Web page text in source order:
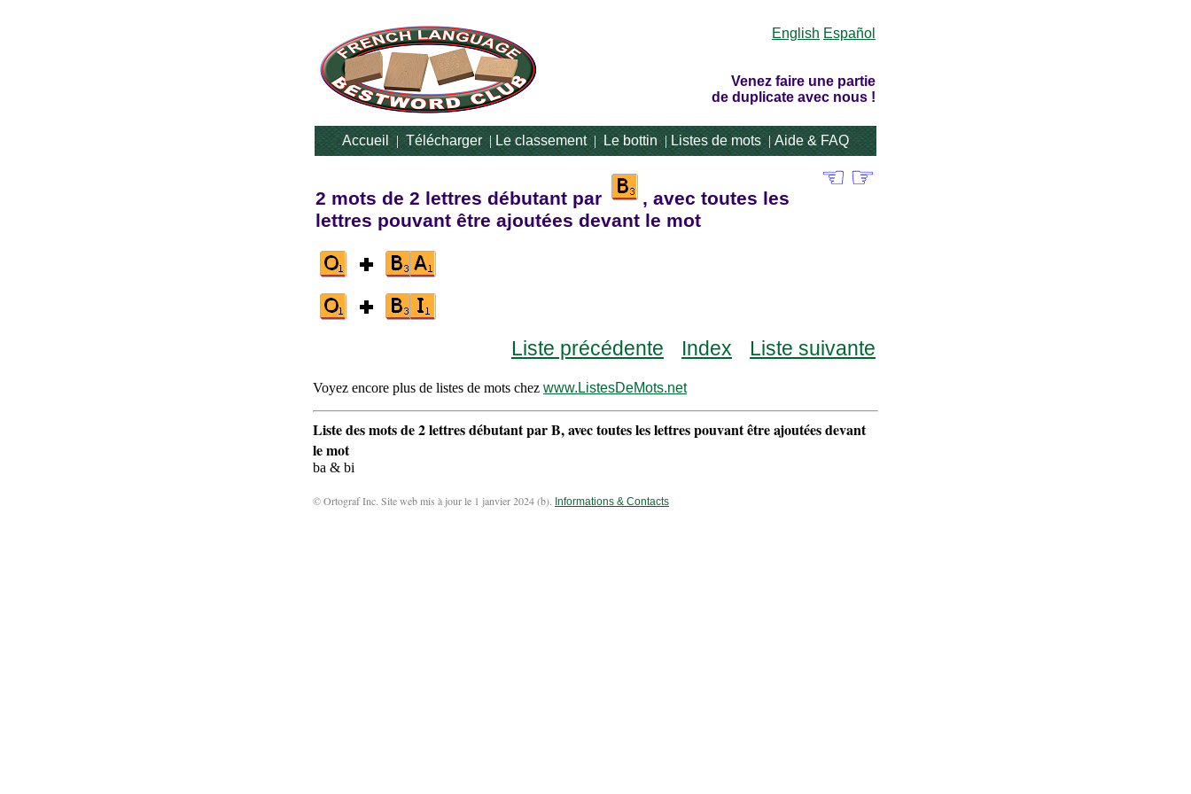
English Español
Venez faire une partie
de duplicate avec nous !
Accueil|Télécharger|Le classement|Le bottin|Listes de mots|Aide & FAQ
2 mots de 2 lettres débutant par
, avec toutes les
lettres pouvant être ajoutées devant le mot
☜ ☞
Liste précédente Index Liste suivante
Voyez encore plus de listes de mots chez www.ListesDeMots.net
Liste des mots de 2 lettres débutant par B, avec toutes les lettres pouvant être ajoutées devant
le mot
ba & bi
© Ortograf Inc. Site web mis à jour le 1 janvier 2024 (b). Informations & Contacts